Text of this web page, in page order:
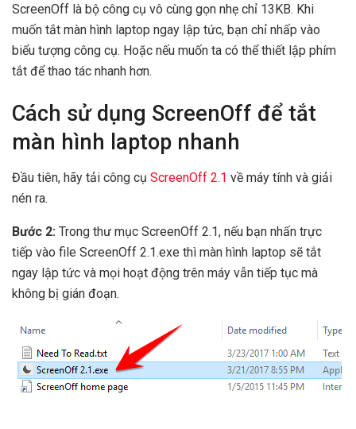
ScreenOff là bộ công cụ vô cùng gọn nhẹ chỉ 13KB. Khi
muốn tắt màn hình laptop ngay lập tức, bạn chỉ nhấp vào
biểu tượng công cụ. Hoặc nếu muốn ta có thể thiết lập phím
tắt để thao tác nhanh hơn.
Cách sử dụng ScreenOff để tắt
màn hình laptop nhanh
Đầu tiên, hãy tải công cụ ScreenOff 2.1 về máy tính và giải
nén ra.
Bước 2: Trong thư mục ScreenOff 2.1, nếu bạn nhấn trực
tiếp vào file ScreenOff 2.1.exe thì màn hình laptop sẽ tắt
ngay lập tức và mọi hoạt động trên máy vẫn tiếp tục mà
không bị gián đoạn.